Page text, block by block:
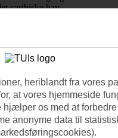
kan vælge mellem de
heriblandt fra vores
at vores hjemmeside
os med at
anonyme data til